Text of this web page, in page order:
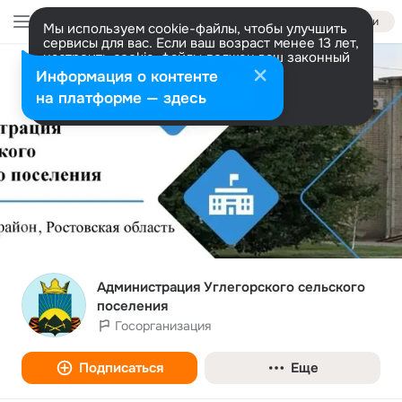
Войти
Мы используем cookie-файлы, чтобы улучшить
сервисы для вас. Если ваш возраст менее 13 лет,
настроить cookie-файлы должен ваш законный
представитель. Больше информации
Разрешить все Настроить
Администрация Углегорского сельского
поселения
Госорганизация
Подписаться Еще
Информация о контенте
на платформе — здесь